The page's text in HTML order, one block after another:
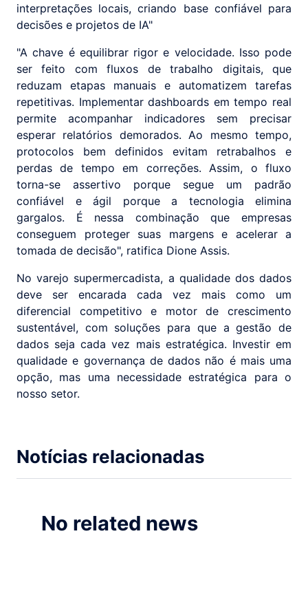
interpretações locais, criando base confiável para
decisões e projetos de IA"
"A chave é equilibrar rigor e velocidade. Isso pode
ser feito com fluxos de trabalho digitais, que
reduzam etapas manuais e automatizem tarefas
repetitivas. Implementar dashboards em tempo real
permite acompanhar indicadores sem precisar
esperar relatórios demorados. Ao mesmo tempo,
protocolos bem definidos evitam retrabalhos e
perdas de tempo em correções. Assim, o fluxo
torna-se assertivo porque segue um padrão
confiável e ágil porque a tecnologia elimina
gargalos. É nessa combinação que empresas
conseguem proteger suas margens e acelerar a
tomada de decisão", ratifica Dione Assis.
No varejo supermercadista, a qualidade dos dados
deve ser encarada cada vez mais como um
diferencial competitivo e motor de crescimento
sustentável, com soluções para que a gestão de
dados seja cada vez mais estratégica. Investir em
qualidade e governança de dados não é mais uma
opção, mas uma necessidade estratégica para o
nosso setor.
Notícias relacionadas
No related news